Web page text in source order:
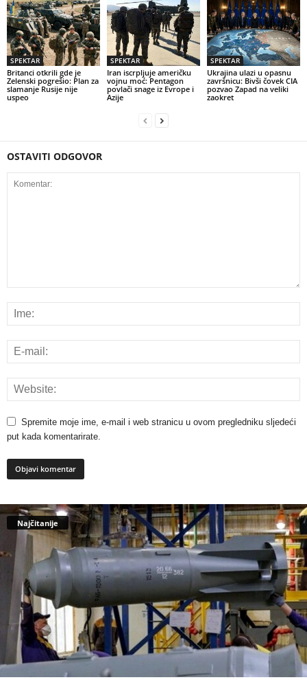
SPEKTAR
Britanci otkrili gde je
Zelenski pogrešio: Plan za
slamanje Rusije nije
uspeo
SPEKTAR
Iran iscrpljuje američku
vojnu moć: Pentagon
povlači snage iz Evrope i
Azije
SPEKTAR
Ukrajina ulazi u opasnu
završnicu: Bivši čovek CIA
pozvao Zapad na veliki
zaokret
OSTAVITI ODGOVOR
Spremite moje ime, e-mail i web stranicu u ovom pregledniku sljedeći
put kada komentarirate.
Najčitanije